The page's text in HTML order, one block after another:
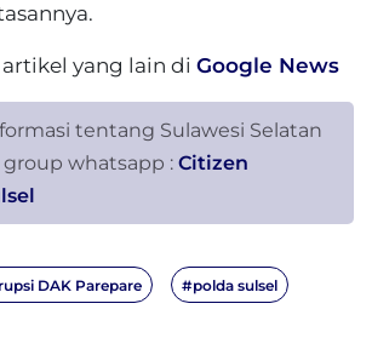
yang lain di Google News
tentang Sulawesi Selatan
whatsapp : Citizen
DAK Parepare #polda sulsel